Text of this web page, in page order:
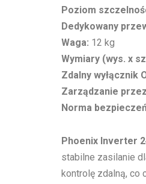
Poziom
Dedykowany
Waga: 12 kg
Wymiary (wys. x
Zdalny wyłącznik
Zarządzanie
Norma
Phoenix Inverter
stabilne zasilanie
kontrolę zdalną, co